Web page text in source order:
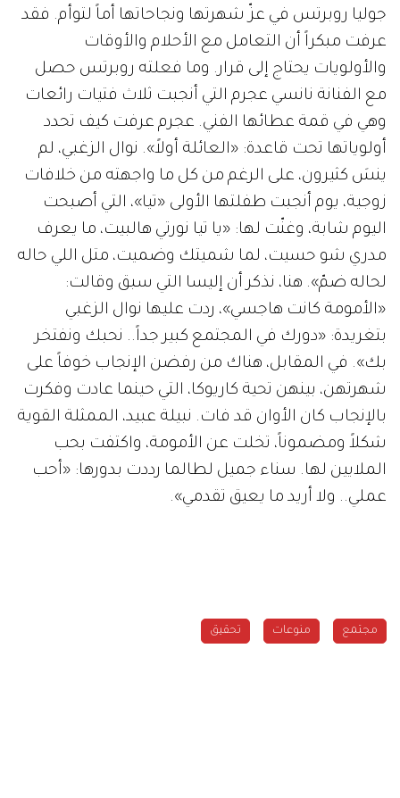
جوليا روبرتس في عزّ شهرتها ونجاحاتها أماً لتوأم. فقد
عرفت مبكراً أن التعامل مع الأحلام والأوقات
والأولويات يحتاج إلى قرار. وما فعلته روبرتس حصل
مع الفنانة نانسي عجرم التي أنجبت ثلاث فتيات رائعات
وهي في قمة عطائها الفني. عجرم عرفت كيف تحدد
أولوياتها تحت قاعدة: «العائلة أولاً». نوال الزغبي، لم
ينسَ كثيرون، على الرغم من كل ما واجهته من خلافات
زوجية، يوم أنجبت طفلتها الأولى «تيا»، التي أصبحت
اليوم شابة، وغنّت لها: «يا تيا نورتي هالبيت، ما يعرف
مدري شو حسيت، لما شميتك وضميت، متل اللي حاله
لحاله ضمّ». هنا، نذكر أن إليسا التي سبق وقالت:
«الأمومة كانت هاجسي»، ردت عليها نوال الزغبي
بتغريدة: «دورك في المجتمع كبير جداً.. نحبك ونفتخر
بك». في المقابل، هناك من رفضن الإنجاب خوفاً على
شهرتهن، بينهن تحية كاريوكا، التي حينما عادت وفكرت
بالإنجاب كان الأوان قد فات. نبيلة عبيد، الممثلة القوية
شكلاً ومضموناً، تخلت عن الأمومة، واكتفت بحب
الملايين لها. سناء جميل لطالما رددت بدورها: «أحب
عملي.. ولا أريد ما يعيق تقدمي».
مجتمع منوعات تحقيق